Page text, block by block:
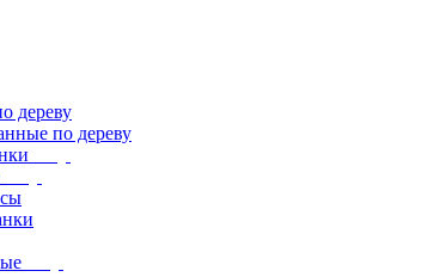
дереву
по дереву